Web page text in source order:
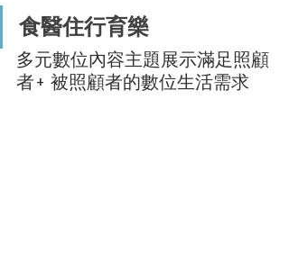
食醫住行育樂
多元數位內容主題展示滿足照顧
者+ 被照顧者的數位生活需求